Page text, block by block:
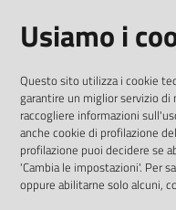
on line
Eventi
Chiedi al
bibliotecario
Avvisi
solo alle condizioni
comunitaria 2003/98/
SOCIAL
Instagram
Usiamo i
Questo sito utilizza i cookie
garantire un miglior servizio
raccogliere informazioni
anche cookie di profilazione
profilazione puoi decidere se
'Cambia le impostazioni'. Per
oppure abilitarne solo alcuni,